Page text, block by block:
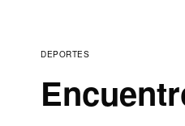
DEPORTES